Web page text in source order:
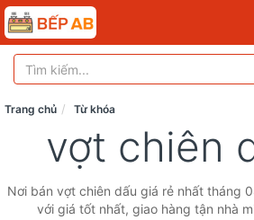
Trang chủ Từ khóa
vợt chiên
Nơi bán vợt chiên dấu giá rẻ nhất tháng
với giá tốt nhất, giao hàng tận nhà